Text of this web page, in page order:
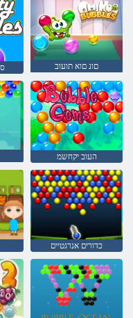
םונ םוא תועוב
העוב יקחשמ
כדורים אנרגטיים